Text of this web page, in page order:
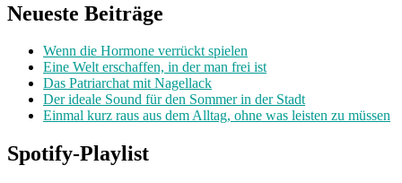
Neueste Beiträge
Wenn die Hormone verrückt spielen
Eine Welt erschaffen, in der man frei ist
Das Patriarchat mit Nagellack
Der ideale Sound für den Sommer in der Stadt
Einmal kurz raus aus dem Alltag, ohne was leisten zu müssen
Spotify-Playlist